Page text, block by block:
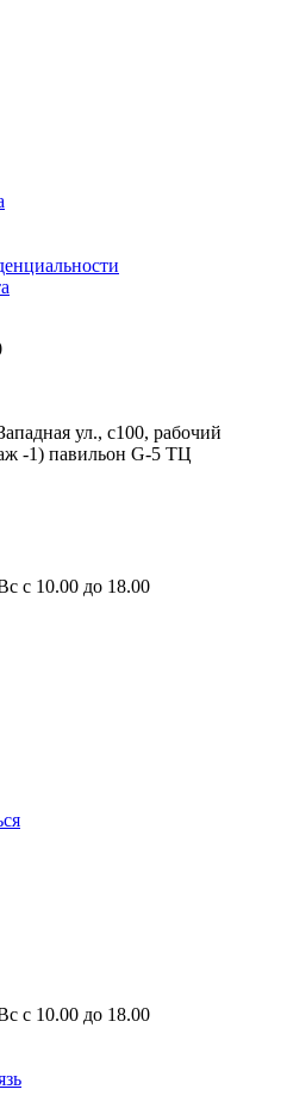
ул., с100, рабочий
-1) павильон G-5 ТЦ
с 10.00 до 18.00
с 10.00 до 18.00